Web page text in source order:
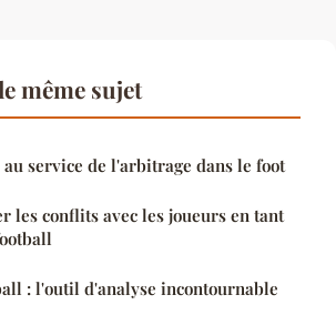
même sujet
service de l'arbitrage dans le foot
les conflits avec les joueurs en tant
: l'outil d'analyse incontournable